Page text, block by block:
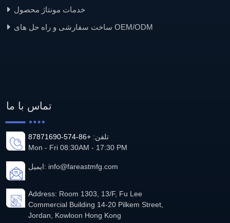
خدمات مونتاژ محصول
ساخت سفارشی و راه حل های OEM/ODM
تماس با ما
تلفن: +86-574-87871690
Mon - Fri 08:30AM - 17:30 PM
ایمیل: info@fareastmfg.com
Address: Room 1303, 13/F, Fu Lee
Commercial Building 14-20 Pilkem Street,
Jordan, Kowloon Hong Kong